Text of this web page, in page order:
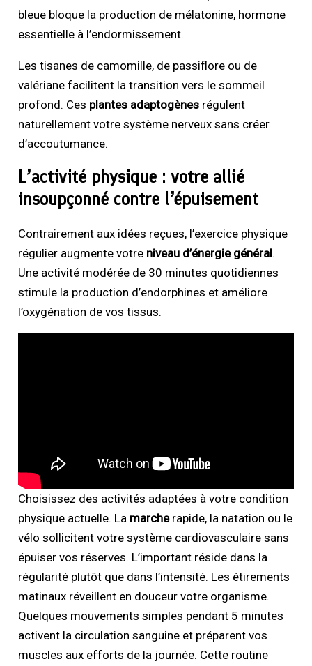
bleue bloque la production de mélatonine, hormone
essentielle à l’endormissement.
Les tisanes de camomille, de passiflore ou de
valériane facilitent la transition vers le sommeil
profond. Ces plantes adaptogènes régulent
naturellement votre système nerveux sans créer
d’accoutumance.
L’activité physique : votre allié
insoupçonné contre l’épuisement
Contrairement aux idées reçues, l’exercice physique
régulier augmente votre niveau d’énergie général.
Une activité modérée de 30 minutes quotidiennes
stimule la production d’endorphines et améliore
l’oxygénation de vos tissus.
Choisissez des activités adaptées à votre condition
physique actuelle. La marcherapide, la natation ou le
vélo sollicitent votre système cardiovasculaire sans
épuiser vos réserves. L’important réside dans la
régularité plutôt que dans l’intensité. Les étirements
matinaux réveillent en douceur votre organisme.
Quelques mouvements simples pendant 5 minutes
activent la circulation sanguine et préparent vos
muscles aux efforts de la journée. Cette routine